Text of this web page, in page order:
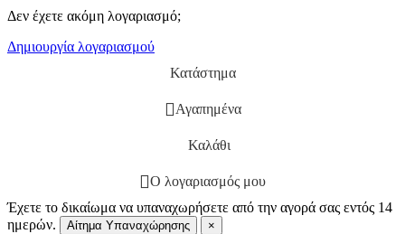
Δεν έχετε ακόμη λογαριασμό;
Δημιουργία λογαριασμού
Κατάστημα
Αγαπημένα
Καλάθι
Ο λογαριασμός μου
Έχετε το δικαίωμα να υπαναχωρήσετε από την αγορά σας εντός 14
ημερών.
Αίτημα Υπαναχώρησης ×